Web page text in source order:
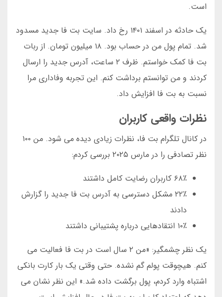
است.
یک حادثه در اسفند ۱۴۰۱ رخ داد. سایت بت فا جدید مسدود
شد. تمام پول من در حساب بود. ۱۸ میلیون تومان. از ربات
بت فا کمک خواستم. ظرف ۲ ساعت، آدرس جدید را ارسال
کردند و من توانستم برداشت کنم. این تجربه وفاداری مرا
نسبت به بت فا افزایش داد.
نظرات واقعی کاربران
در کانال تلگرام بت فا، نظرات زیادی دیده می شود. من ۱۰۰
نظر تصادفی را در مارس ۲۰۲۵ بررسی کردم:
۶۸٪ کاربران رضایت کامل داشتند
۲۲٪ مشکل دسترسی به آدرس بت فا جدید را گزارش
دادند
۱۰٪ انتقادهایی درباره پشتیبانی داشتند
یک نظر چشمگیر: «من ۲ سال است در بت فا فعالیت می
کنم. هیچوقت پولم گم نشده. حتی وقتی یک بار کارت بانکی
اشتباه وارد کردم، پول برگشت داده شد.» این نظر نشان می